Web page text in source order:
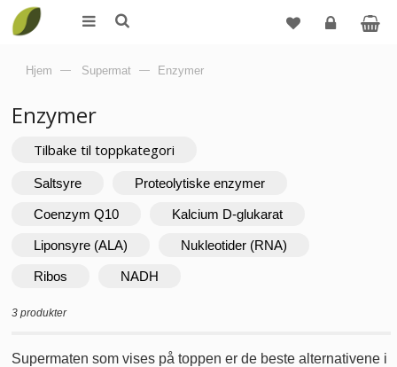
Hjem — Supermat — Enzymer
Enzymer
Tilbake til toppkategori
Saltsyre Proteolytiske enzymer
Coenzym Q10 Kalcium D-glukarat
Liponsyre (ALA) Nukleotider (RNA)
Ribos NADH
3 produkter
Supermaten som vises på toppen er de beste alternativene i